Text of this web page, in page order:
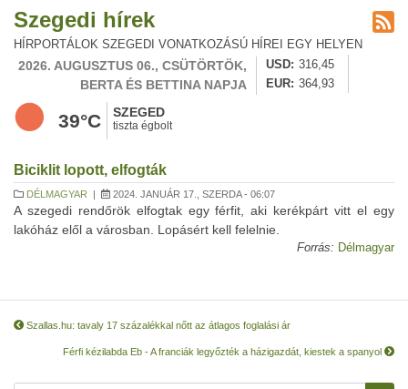
Szegedi hírek
HÍRPORTÁLOK SZEGEDI VONATKOZÁSÚ HÍREI EGY HELYEN
2026. AUGUSZTUS 06., CSÜTÖRTÖK,
BERTA ÉS BETTINA NAPJA
USD
316,45
EUR
364,93
39°C SZEGED
tiszta égbolt
Biciklit lopott, elfogták
DÉLMAGYAR | 2024. JANUÁR 17., SZERDA - 06:07
A szegedi rendőrök elfogtak egy férfit, aki kerékpárt vitt el egy
lakóház elől a városban. Lopásért kell felelnie.
Forrás: Délmagyar
Szallas.hu: tavaly 17 százalékkal nőtt az átlagos foglalási ár
Férfi kézilabda Eb - A franciák legyőzték a házigazdát, kiestek a spanyol